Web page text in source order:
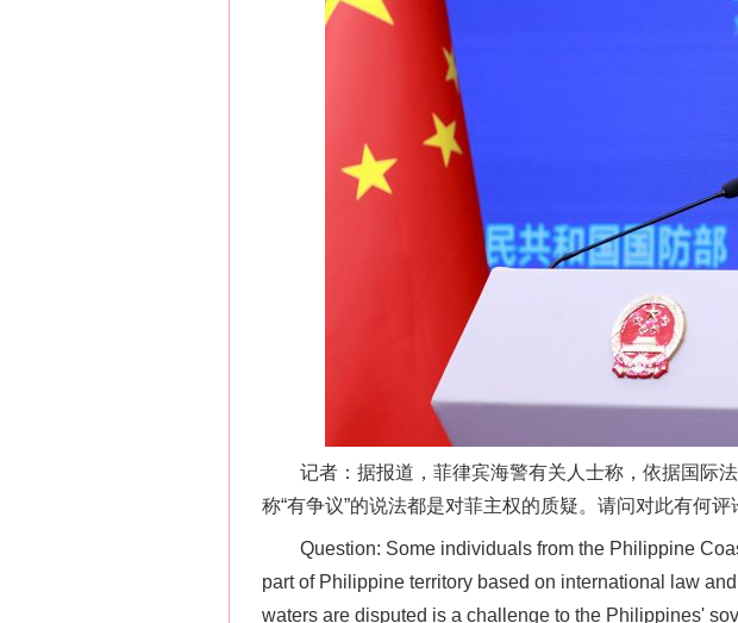
记者：据报道，菲律宾海警有关人士称，依据国际法
称“有争议”的说法都是对菲主权的质疑。请问对此有何评
Question: Some individuals from the Philippine
part of Philippine territory based on international law
waters are disputed is a challenge to the Philippines'
网上购药对药下症？
这是一记警钟！ 谢